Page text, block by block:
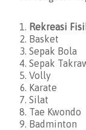
Rekreasi
Basket
Sepak Bola
Sepak
Volly
Karate
Silat
Tae Kwondo
Badminton